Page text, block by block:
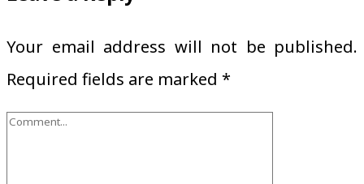
Your email address will not be published.
Required fields are marked *